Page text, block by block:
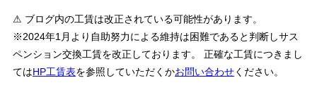
⚠ ブログ内の工賃は改正されている可能性があります。
※2024年1月より自助努力による維持は困難であると判断しサス
ペンション交換工賃を改正しております。 正確な工賃につきまし
てはHP工賃表を参照していただくかお問い合わせください。